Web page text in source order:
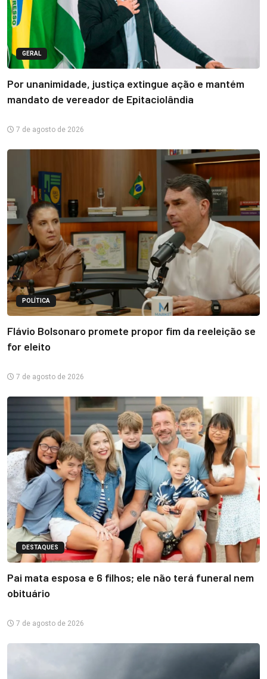
GERAL
Por unanimidade, justiça extingue ação e mantém
mandato de vereador de Epitaciolândia
7 de agosto de 2026
POLÍTICA
Flávio Bolsonaro promete propor fim da reeleição se
for eleito
7 de agosto de 2026
DESTAQUES
Pai mata esposa e 6 filhos; ele não terá funeral nem
obituário
7 de agosto de 2026